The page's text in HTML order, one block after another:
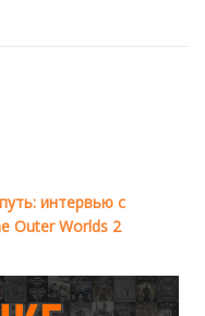
интервью с
Outer Worlds 2